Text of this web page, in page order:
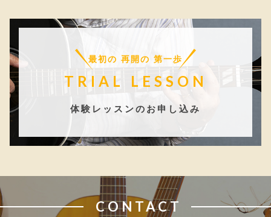
最初の 再開の 第一歩
TRIAL LESSON
体験レッスンのお申し込み
CONTACT